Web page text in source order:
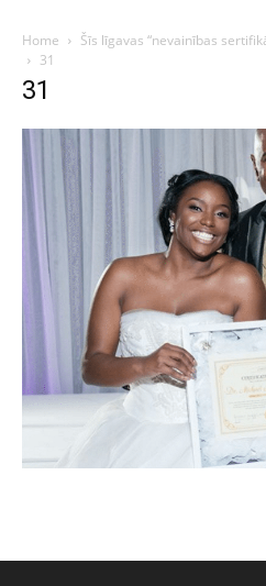
Home
Šīs līgavas “nevainības
31
31